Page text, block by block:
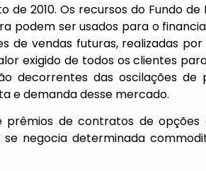
2010. Os recursos do Fundo de
podem ser usados para o
de vendas futuras, realizadas
exigido de todos os clientes
decorrentes das oscilações de
e demanda desse mercado.
de contratos de opções
negocia determinada